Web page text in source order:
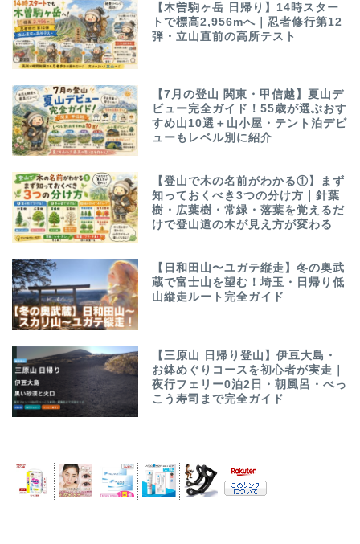
【木曽駒ヶ岳 日帰り】14時スター
トで標高2,956mへ｜忍者修行第12
弾・立山直前の高所テスト
【7月の登山 関東・甲信越】夏山デ
ビュー完全ガイド！55歳が選ぶおす
すめ山10選＋山小屋・テント泊デビ
ューもレベル別に紹介
【登山で木の名前がわかる①】まず
知っておくべき3つの分け方｜針葉
樹・広葉樹・常緑・落葉を覚えるだ
けで登山道の木が見え方が変わる
【日和田山〜ユガテ縦走】冬の奥武
蔵で富士山を望む！埼玉・日帰り低
山縦走ルート完全ガイド
【三原山 日帰り登山】伊豆大島・
お鉢めぐりコースを初心者が実走｜
夜行フェリー0泊2日・朝風呂・べっ
こう寿司まで完全ガイド